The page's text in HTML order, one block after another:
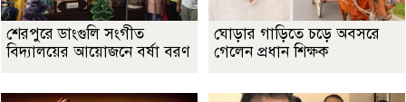
শেরপুরে ডাংগুলি সংগীত
বিদ্যালয়ের আয়োজনে বর্ষা বরণ
ঘোড়ার গাড়িতে চড়ে অবসরে
গেলেন প্রধান শিক্ষক